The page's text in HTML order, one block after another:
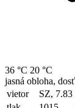
36 °C 20 °C
jasná obloha,
vietor
SZ, 7.83